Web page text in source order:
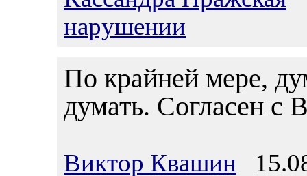
нарушении
По крайней мере,
думать. Согласен с
Виктор Квашин